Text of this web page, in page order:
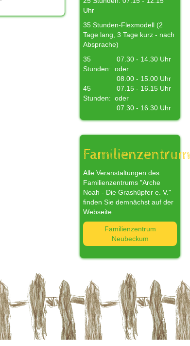
Uhr
35 Stunden-Flexmodell (2
Tage lang, 3 Tage kurz - nach
Absprache)
35
Stunden:
07.30 - 14.30 Uhr
oder
08.00 - 15.00 Uhr
45
Stunden:
07.15 - 16.15 Uhr
oder
07.30 - 16.30 Uhr
Familienzentrum
Alle Veranstaltungen des
Familienzentrums "Arche
Noah - Die Grashüpfer e. V."
finden Sie demnächst auf der
Webseite
Familienzentrum
Neubeckum